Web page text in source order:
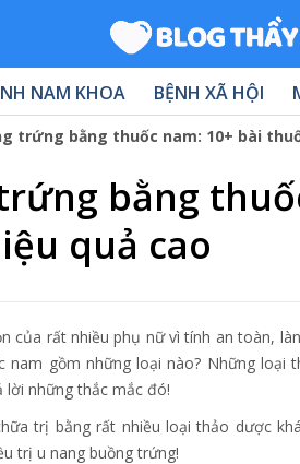
NAM KHOA BỆNH XÃ HỘI
trứng bằng thuốc nam: 10+ bài
bằng
quả cao
của rất nhiều phụ nữ vì tính an toàn,
nam gồm những loại nào? Những loại
lời những thắc mắc đó!
trị bằng rất nhiều loại thảo dược
trị u nang buồng trứng!